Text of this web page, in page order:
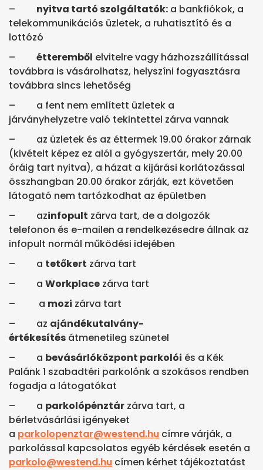
– nyitva tartó szolgáltatók: a bankfiókok, a
telekommunikációs üzletek, a ruhatisztító és a
lottózó
– étteremből elvitelre vagy házhozszállítással
továbbra is vásárolhatsz, helyszíni fogyasztásra
továbbra sincs lehetőség
– a fent nem említett üzletek a
járványhelyzetre való tekintettel zárva vannak
– az üzletek és az éttermek 19.00 órakor zárnak
(kivételt képez ez alól a gyógyszertár, mely 20.00
óráig tart nyitva), a házat a kijárási korlátozással
összhangban 20.00 órakor zárják, ezt követően
látogató nem tartózkodhat az épületben
– azinfopult zárva tart, de a dolgozók
telefonon és e-mailen a rendelkezésedre állnak az
infopult normál működési idejében
– a tetőkert zárva tart
– a Workplace zárva tart
– a mozi zárva tart
– az ajándékutalvány-
értékesítés átmenetileg szünetel
– a bevásárlóközpont parkolói és a Kék
Palánk 1 szabadtéri parkolónk a szokásos rendben
fogadja a látogatókat
– a parkolópénztár zárva tart, a
bérletvásárlási igényeket
a parkolopenztar@westend.hu címre várják, a
parkolással kapcsolatos egyéb kérdések esetén a
parkolo@westend.hu címen kérhet tájékoztatást